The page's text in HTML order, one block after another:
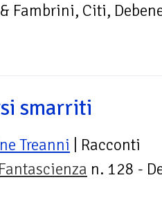
Fambrini, Citi,
smarriti
Treanni | Racconti
n. 128 -